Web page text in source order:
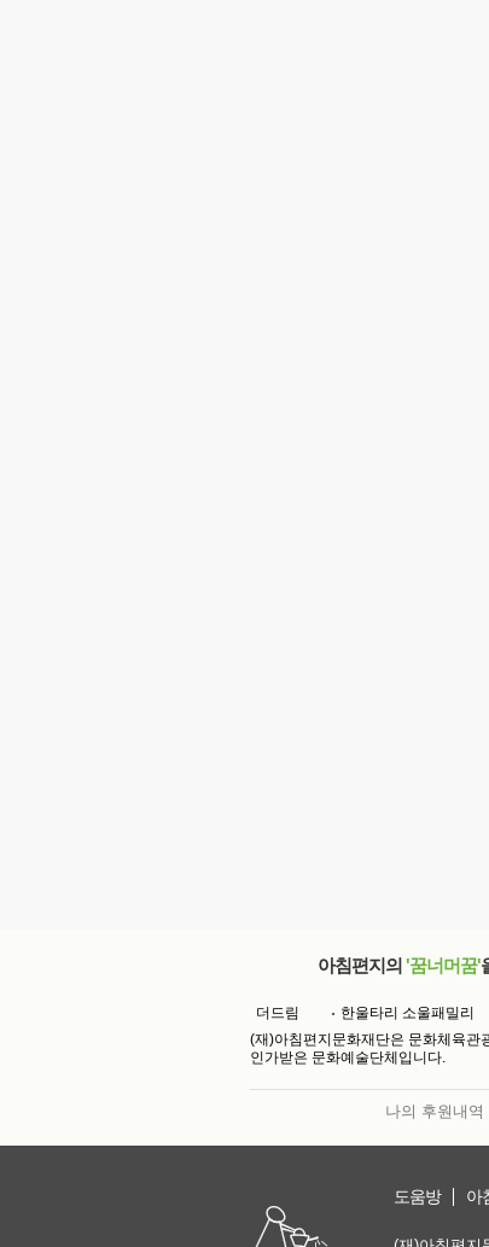
아침편지의 '꿈너머꿈'
더드림
한울타리 소울패밀리
(재)아침편지문화재단은 문화체육관
인가받은 문화예술단체입니다.
나의 후원내역
도움방 아